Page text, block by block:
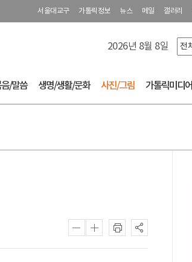
서울대교구 가톨릭정보 뉴스 메일 갤러리
2026년 8월 8일
/말씀 생명/생활/문화 사진/그림 가톨릭미디어